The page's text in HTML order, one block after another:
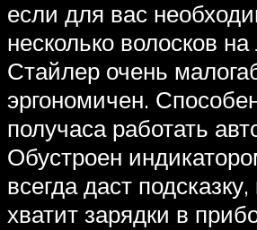
если для вас
несколько волосков
Стайлер очень
эргономичен.
получаса работать
Обустроен
всегда даст
хватит зарядки в